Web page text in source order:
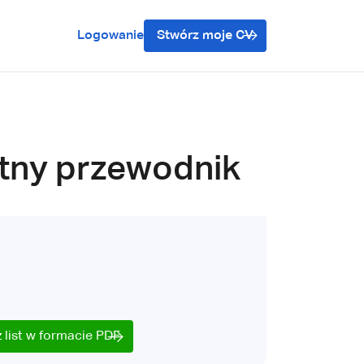
Logowanie Stwórz moje CV
przewodnik
list w formacie PDF